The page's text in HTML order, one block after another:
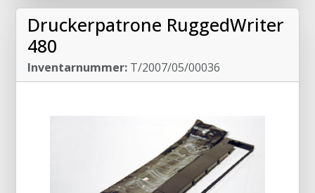
Druckerpatrone RuggedWriter
480
Inventarnummer: T/2007/05/00036